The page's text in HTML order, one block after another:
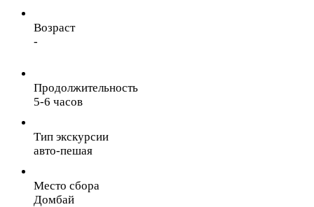
Возраст
-
Продолжительность
5-6 часов
Тип экскурсии
авто-пешая
Место сбора
Домбай